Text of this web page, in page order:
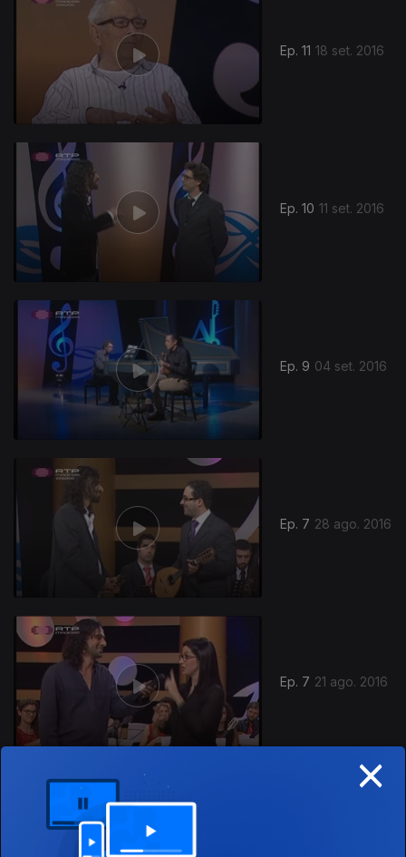
Ep. 11 18 set. 2016
Ep. 10 11 set. 2016
Ep. 9 04 set. 2016
Ep. 7 28 ago. 2016
Ep. 7 21 ago. 2016
×